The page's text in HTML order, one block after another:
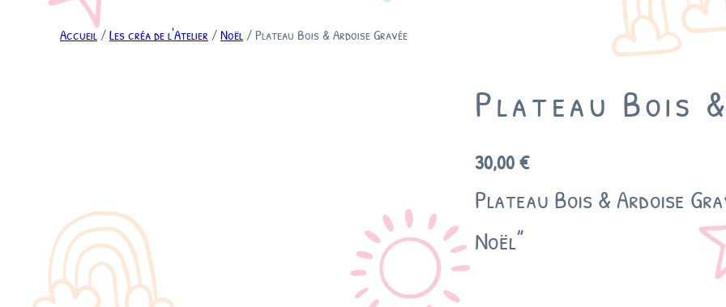
Accueil /Les créa de l'Atelier /Noël / Plateau Bois & Ardoise Gravée
Plateau Bois
30,00€
Plateau Bois & Ardoise
Noël”